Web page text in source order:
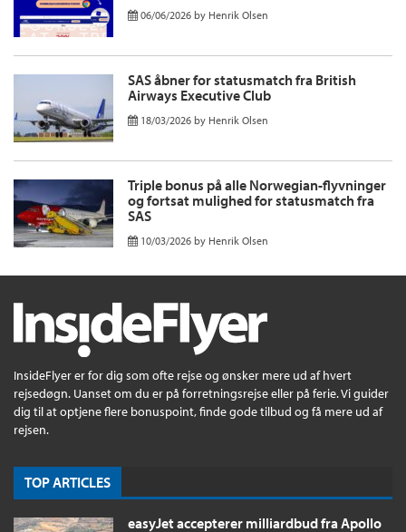
06/06/2026 by Henrik Olsen
SAS åbner for statusmatch fra British
Airways Executive Club
18/03/2026 by Henrik Olsen
Triple bonus på alle Norwegian-flyvninger
og fortsat mulighed for statusmatch fra
SAS
10/03/2026 by Henrik Olsen
InsideFlyer er for dig som ofte rejse og ønsker mere ud af hvert
rejsedøgn. Uanset om du er på forretningsrejse eller på ferie. Vi guider
dig til at optjene flere bonuspoint, finde gode tilbud og få mere ud af
rejsen.
TOP ARTICLES
easyJet accepterer milliardbud fra Apollo